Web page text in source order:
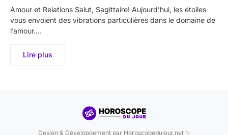
Amour et Relations Salut, Sagittaire! Aujourd’hui, les étoiles
vous envoient des vibrations particulières dans le domaine de
l’amour.…
Lire plus
Design & Développement par Horoscopedujour.net ✨